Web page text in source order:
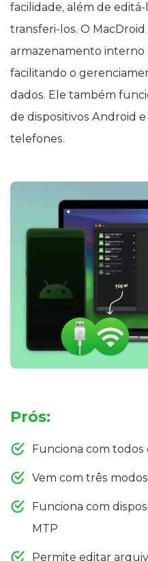
facilidade, além de
transferi-los. O
armazenamento interno
facilitando o
dados. Ele também
de dispositivos Android e
telefones.
Prós:
Funciona com todos
Vem com três
Funciona com
MTP
Permite editar